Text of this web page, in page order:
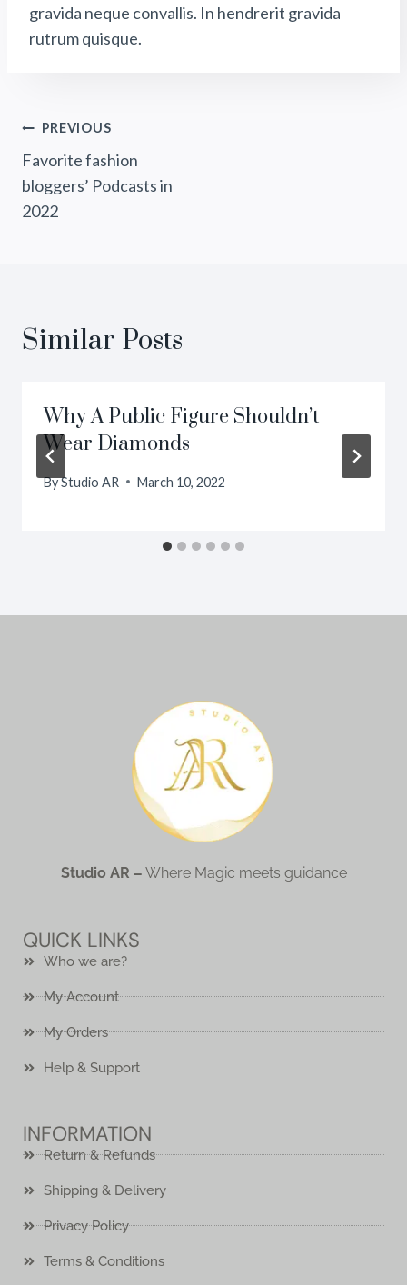
gravida neque convallis. In hendrerit gravida
rutrum quisque.
PREVIOUS
Favorite fashion
bloggers’ Podcasts in
2022
Similar Posts
Why A Public Figure Shouldn’t
Wear Diamonds
ByStudio AR March 10, 2022
Studio AR – Where Magic meets guidance
QUICK LINKS
Who we are?
My Account
My Orders
Help & Support
INFORMATION
Return & Refunds
Shipping & Delivery
Privacy Policy
Terms & Conditions